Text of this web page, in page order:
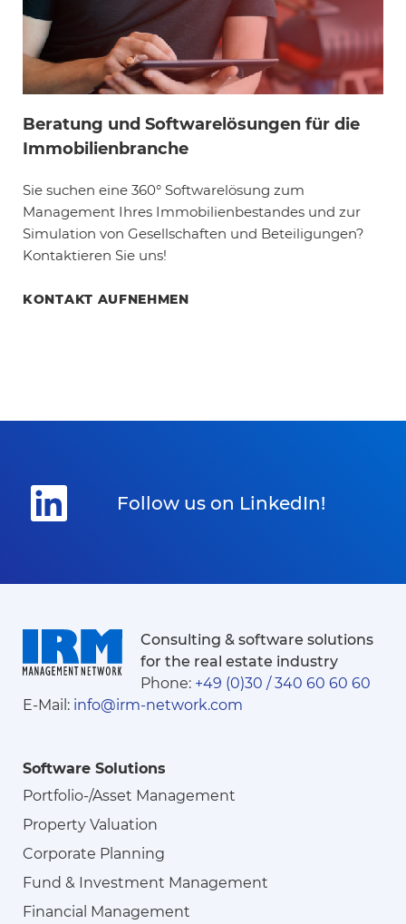
Beratung und Softwarelösungen für die
Immobilienbranche
Sie suchen eine 360° Softwarelösung zum
Management Ihres Immobilienbestandes und zur
Simulation von Gesellschaften und Beteiligungen?
Kontaktieren Sie uns!
KONTAKT AUFNEHMEN
Follow us on LinkedIn!
Consulting & software solutions
for the real estate industry
Phone: +49 (0)30 / 340 60 60 60
E-Mail: info@irm-network.com
Software Solutions
Portfolio-/Asset Management
Property Valuation
Corporate Planning
Fund & Investment Management
Financial Management